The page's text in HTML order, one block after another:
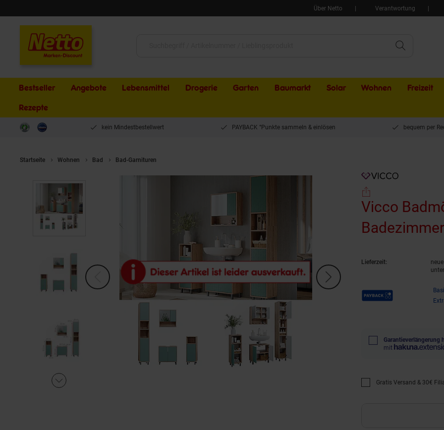
Über Netto Verantwortung
Bestseller Angebote Lebensmittel Drogerie Garten Baumarkt Solar Wohnen
Freizeit
Rezepte
kein Mindestbestellwert PAYBACK °Punkte sammeln & einlösen bequem per
Startseite Wohnen Bad Bad-Garnituren
Vicco
Lieferzeit:
Payback Punkte
Garantieverlängerung
mit
Promotion "Gratis
Gratis Versand & 30€